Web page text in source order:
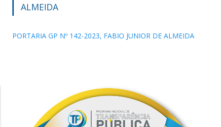
ALMEIDA
PORTARIA GP Nº 142-2023, FABIO JUNIOR DE ALMEIDA